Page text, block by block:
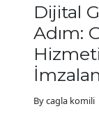
Dijital
Adım:
Bycagla komili